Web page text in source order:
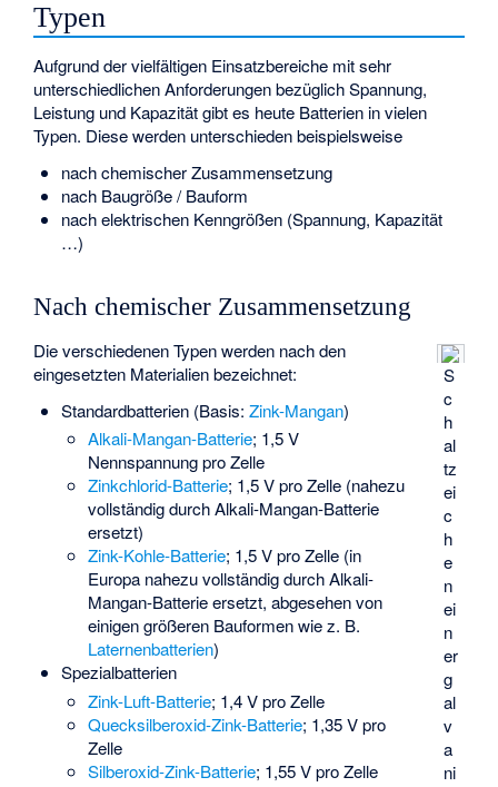
Typen
Aufgrund der vielfältigen Einsatzbereiche mit sehr
unterschiedlichen Anforderungen bezüglich Spannung,
Leistung und Kapazität gibt es heute Batterien in vielen
Typen. Diese werden unterschieden beispielsweise
nach chemischer Zusammensetzung
nach Baugröße / Bauform
nach elektrischen Kenngrößen (Spannung, Kapazität
…)
Nach chemischer Zusammensetzung
S
c
h
al
tz
ei
c
h
e
n
ei
n
er
g
al
v
a
ni
Die verschiedenen Typen werden nach den
eingesetzten Materialien bezeichnet:
Standardbatterien (Basis: Zink-Mangan)
Alkali-Mangan-Batterie; 1,5 V
Nennspannung pro Zelle
Zinkchlorid-Batterie; 1,5 V pro Zelle (nahezu
vollständig durch Alkali-Mangan-Batterie
ersetzt)
Zink-Kohle-Batterie; 1,5 V pro Zelle (in
Europa nahezu vollständig durch Alkali-
Mangan-Batterie ersetzt, abgesehen von
einigen größeren Bauformen wie z. B.
Laternenbatterien)
Spezialbatterien
Zink-Luft-Batterie; 1,4 V pro Zelle
Quecksilberoxid-Zink-Batterie; 1,35 V pro
Zelle
Silberoxid-Zink-Batterie; 1,55 V pro Zelle